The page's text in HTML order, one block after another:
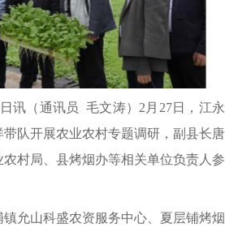
讯（通讯员 毛文涛）2月27日，江永
队开展农业农村专题调研，副县长唐
村局、县烤烟办等相关单位负责人参
允山科盛农资服务中心、夏层铺烤烟